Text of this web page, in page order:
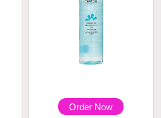
Order Now